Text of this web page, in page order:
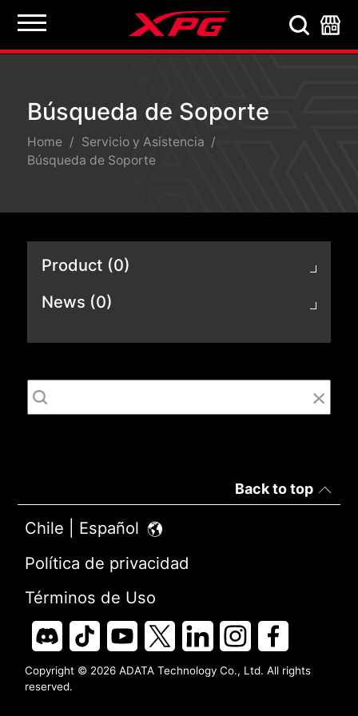
Búsqueda de Soporte
Búsqueda de Soporte
Home
Servicio y Asistencia
Búsqueda de Soporte
Product (0)
News (0)
Back to top
Chile | Español
Política de privacidad
Términos de Uso
Copyright © 2026 ADATA Technology Co., Ltd. All rights
reserved.